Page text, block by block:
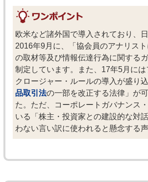
欧米など諸外国で導入されており、
2016年9月に、「協会員のアナリス
の取材等及び情報伝達行為に関する
制定しています。また、17年5月には
クロージャー・ルールの導入が盛り
品取引法の一部を改正する法律」が
た。ただ、コーポレートガバナンス
いる「株主・投資家との建設的な対
わない言い訳に使われると懸念する声